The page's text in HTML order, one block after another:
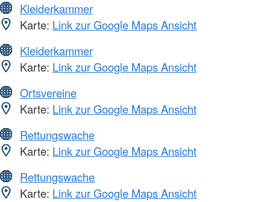
Kleiderkammer
Karte: Link zur Google Maps Ansicht
Kleiderkammer
Karte: Link zur Google Maps Ansicht
Ortsvereine
Karte: Link zur Google Maps Ansicht
Rettungswache
Karte: Link zur Google Maps Ansicht
Rettungswache
Karte: Link zur Google Maps Ansicht